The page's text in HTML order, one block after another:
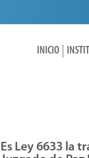
INICIO
Es Ley 6633 la